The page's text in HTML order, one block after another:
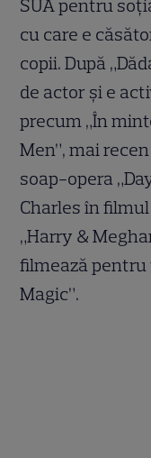
SUA pentru
cu care e
copii. După
de actor și e
precum „În
Men”, mai
soap-opera
Charles în
„Harry &
filmează pentru
Magic”.